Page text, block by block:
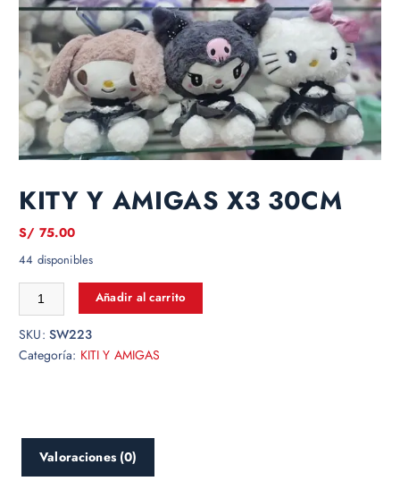
KITY Y AMIGAS X3 30CM
S/ 75.00
44 disponibles
Añadir al carrito
SKU: SW223
Categoría: KITI Y AMIGAS
Valoraciones (0)